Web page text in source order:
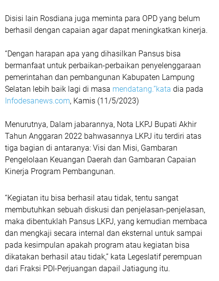
Disisi lain Rosdiana juga meminta para OPD yang belum
berhasil dengan capaian agar dapat meningkatkan kinerja.
“Dengan harapan apa yang dihasilkan Pansus bisa
bermanfaat untuk perbaikan-perbaikan penyelenggaraan
pemerintahan dan pembangunan Kabupaten Lampung
Selatan lebih baik lagi di masa mendatang.”kata dia pada
Infodesanews.com, Kamis (11/5/2023)
Menurutnya, Dalam jabarannya, Nota LKPJ Bupati Akhir
Tahun Anggaran 2022 bahwasannya LKPJ itu terdiri atas
tiga bagian di antaranya: Visi dan Misi, Gambaran
Pengelolaan Keuangan Daerah dan Gambaran Capaian
Kinerja Program Pembangunan.
“Kegiatan itu bisa berhasil atau tidak, tentu sangat
membutuhkan sebuah diskusi dan penjelasan-penjelasan,
maka dibentuklah Pansus LKPJ, yang kemudian membaca
dan mengkaji secara internal dan eksternal untuk sampai
pada kesimpulan apakah program atau kegiatan bisa
dikatakan berhasil atau tidak,” kata Legeslatif perempuan
dari Fraksi PDI-Perjuangan dapail Jatiagung itu.